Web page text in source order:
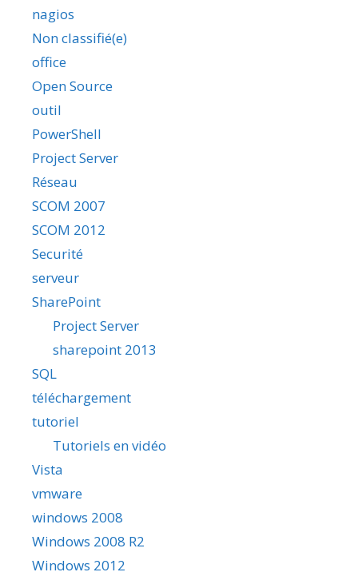
nagios
Non classifié(e)
office
Open Source
outil
PowerShell
Project Server
Réseau
SCOM 2007
SCOM 2012
Securité
serveur
SharePoint
Project Server
sharepoint 2013
SQL
téléchargement
tutoriel
Tutoriels en vidéo
Vista
vmware
windows 2008
Windows 2008 R2
Windows 2012